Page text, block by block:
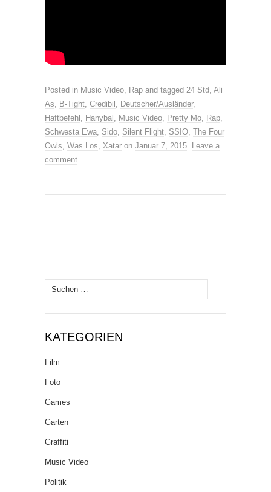
Posted in Music Video Rap and tagged 24 Std Ali
As
B-Tight Credibil Deutscher/Ausländer,
Haftbefehl
Hanybal Music Video Pretty Mo Rap
Schwesta Ewa Sido Silent Flight SSIO The Four
Owls Was Los Xatar on Januar 7, 2015
Leave a
comment
Suche
nach:
KATEGORIEN
Film
Foto
Games
Garten
Graffiti
Music Video
Politik